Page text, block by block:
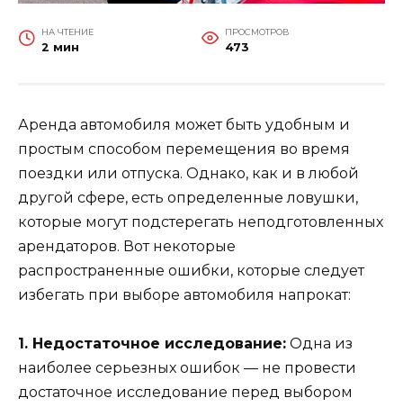
НА ЧТЕНИЕ
2 мин
ПРОСМОТРОВ
473
Аренда автомобиля может быть удобным и
простым способом перемещения во время
поездки или отпуска. Однако, как и в любой
другой сфере, есть определенные ловушки,
которые могут подстерегать неподготовленных
арендаторов. Вот некоторые
распространенные ошибки, которые следует
избегать при выборе автомобиля напрокат:
1. Недостаточное исследование: Одна из
наиболее серьезных ошибок — не провести
достаточное исследование перед выбором